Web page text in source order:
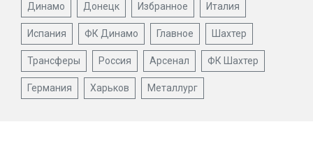
Динамо Донецк Избранное Италия
Испания ФК Динамо Главное Шахтер
Трансферы Россия Арсенал ФК Шахтер
Германия Харьков Металлург